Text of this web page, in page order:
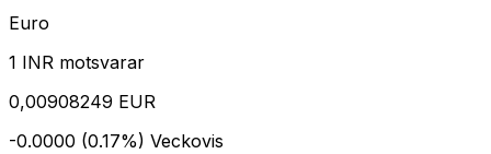
Euro
1 INR motsvarar
0,00908249 EUR
-0.0000 (0.17%) Veckovis